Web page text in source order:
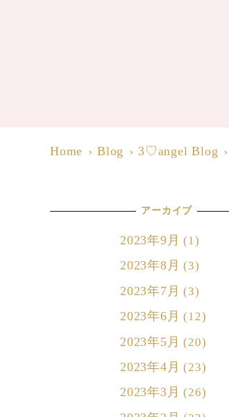
Home Blog 3♡angel Blog
アーカイブ
2023年9月 (1)
2023年8月 (3)
2023年7月 (3)
2023年6月 (12)
2023年5月 (20)
2023年4月 (23)
2023年3月 (26)